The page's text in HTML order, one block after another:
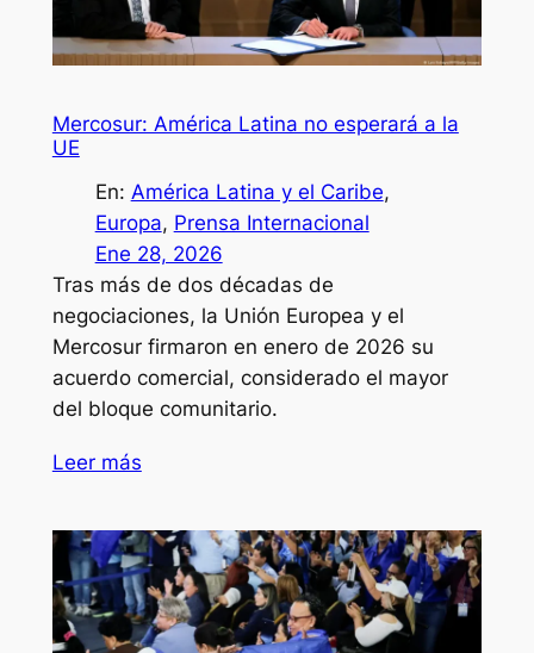
Mercosur: América Latina no esperará a la
UE
En: América Latina y el Caribe
Europa, Prensa Internacional
Ene 28, 2026
Tras más de dos décadas de
negociaciones, la Unión Europea y el
Mercosur firmaron en enero de 2026 su
acuerdo comercial, considerado el mayor
del bloque comunitario.
Leer más